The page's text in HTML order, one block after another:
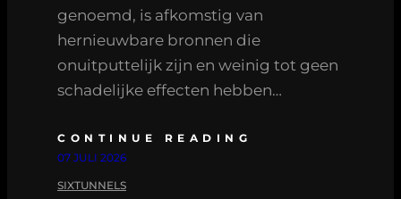
genoemd, is afkomstig van
hernieuwbare bronnen die
onuitputtelijk zijn en weinig tot geen
schadelijke effecten hebben…
CONTINUE READING
07 JULI 2026
SIXTUNNELS